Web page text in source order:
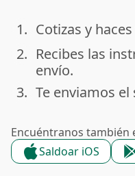
done
1. Cotizas y
done
2. Recibes las
envío.
done
3. Te enviamos
Encuéntranos también
Saldoar iOS